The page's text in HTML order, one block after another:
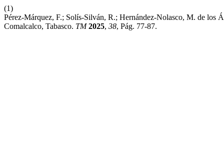
(1)
Pérez-Márquez, F.; Solís-Silván, R.; Hernández-Nolasco, M. de los
Comalcalco, Tabasco. TM 2025, 38, Pág. 77-87.